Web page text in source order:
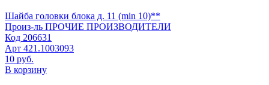
Шайба головки блока д. 11 (min 10)**
Произ-ль ПРОЧИЕ ПРОИЗВОДИТЕЛИ
Код 206631
Арт 421.1003093
10 руб.
В корзину